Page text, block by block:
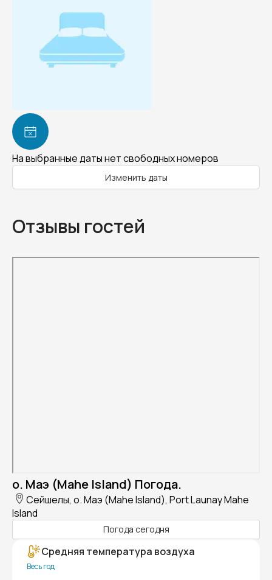
На выбранные даты нет свободных номеров
Изменить даты
Отзывы гостей
о. Маэ (Mahe Island) Погода.
Сейшелы, о. Маэ (Mahe Island), Port Launay Mahe
Island
Погода сегодня
Средняя температура воздуха
Весь год